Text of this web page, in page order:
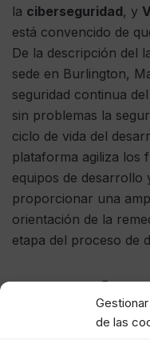
de las
la ciberseguridad, y
está convencido de
De la descripción del
sede en Burlington,
seguridad continua
sin problemas la
ciclo de vida del
plataforma agiliza los
equipos de desarrollo
proporcionar una
orientación de la
etapa del proceso de
VicOne de